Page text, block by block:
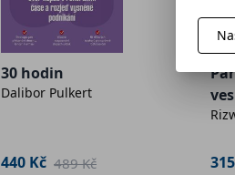
30 hodin
Dalibor Pulkert
440 Kč 489 Kč